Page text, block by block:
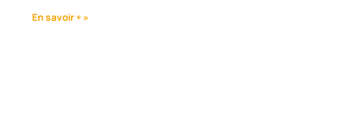
En savoir + »